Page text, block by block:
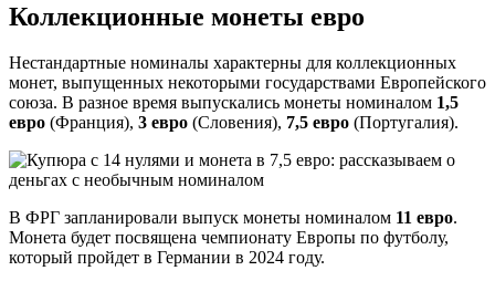
Коллекционные монеты евро
Нестандартные номиналы характерны для коллекционных
монет, выпущенных некоторыми государствами Европейского
союза. В разное время выпускались монеты номиналом 1,5
евро (Франция), 3 евро (Словения), 7,5 евро (Португалия).
В ФРГ запланировали выпуск монеты номиналом 11 евро.
Монета будет посвящена чемпионату Европы по футболу,
который пройдет в Германии в 2024 году.